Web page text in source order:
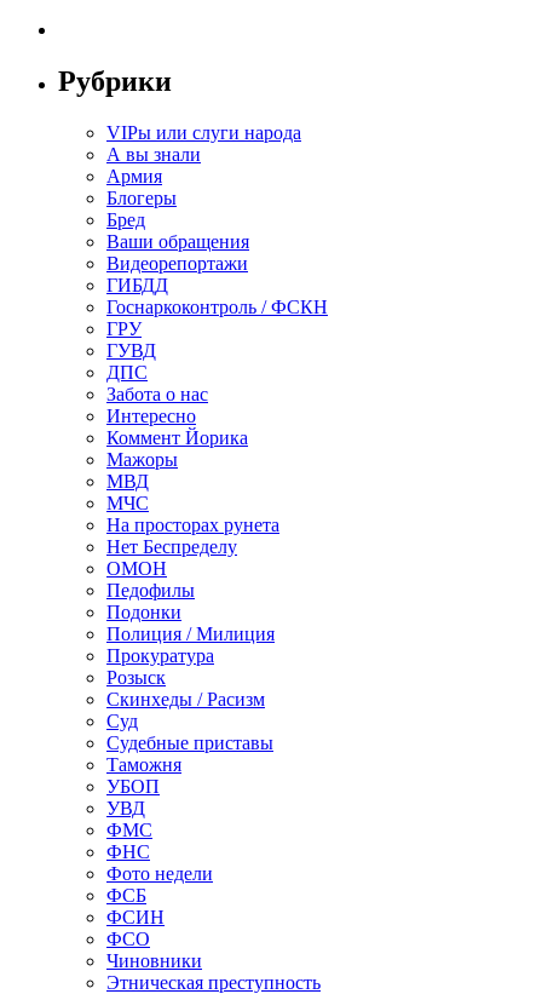
Рубрики
VIPы или слуги народа
А вы знали
Армия
Блогеры
Бред
Ваши обращения
Видеорепортажи
ГИБДД
Госнаркоконтроль / ФСКН
ГРУ
ГУВД
ДПС
Забота о нас
Интересно
Коммент Йорика
Мажоры
МВД
МЧС
На просторах рунета
Нет Беспределу
ОМОН
Педофилы
Подонки
Полиция / Милиция
Прокуратура
Розыск
Скинхеды / Расизм
Суд
Судебные приставы
Таможня
УБОП
УВД
ФМС
ФНС
Фото недели
ФСБ
ФСИН
ФСО
Чиновники
Этническая преступность